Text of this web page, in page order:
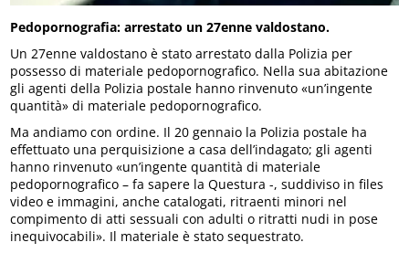
Pedopornografia: arrestato un 27enne valdostano.
Un 27enne valdostano è stato arrestato dalla Polizia per
possesso di materiale pedopornografico. Nella sua abitazione
gli agenti della Polizia postale hanno rinvenuto «un’ingente
quantità» di materiale pedopornografico.
Ma andiamo con ordine. Il 20 gennaio la Polizia postale ha
effettuato una perquisizione a casa dell’indagato; gli agenti
hanno rinvenuto «un’ingente quantità di materiale
pedopornografico – fa sapere la Questura -, suddiviso in files
video e immagini, anche catalogati, ritraenti minori nel
compimento di atti sessuali con adulti o ritratti nudi in pose
inequivocabili». Il materiale è stato sequestrato.